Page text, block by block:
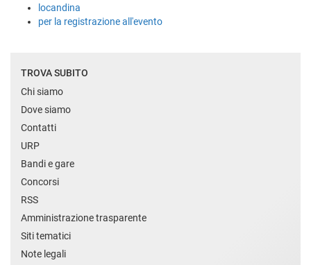
locandina
per la registrazione all'evento
TROVA SUBITO
Chi siamo
Dove siamo
Contatti
URP
Bandi e gare
Concorsi
RSS
Amministrazione trasparente
Siti tematici
Note legali